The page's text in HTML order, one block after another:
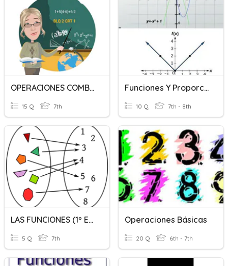
OPERACIONES COMBINADAS 1º ESO
15 Q 7th
Funciones Y Proporcionalidad
10 Q 7th - 8th
LAS FUNCIONES (1º ESO)
5 Q 7th
Operaciones Básicas
20 Q 6th - 7th